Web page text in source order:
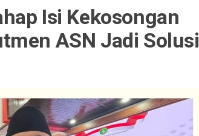
Isi Kekosongan
ASN Jadi Solusi